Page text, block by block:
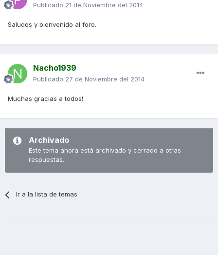
Publicado 21 de Noviembre del 2014
Saludos y bienvenido al foro.
Nacho1939
Publicado 27 de Noviembre del 2014
Muchas gracias a todos!
Archivado
Este tema ahora está archivado y cerrado a otras
respuestas.
Ir a la lista de temas